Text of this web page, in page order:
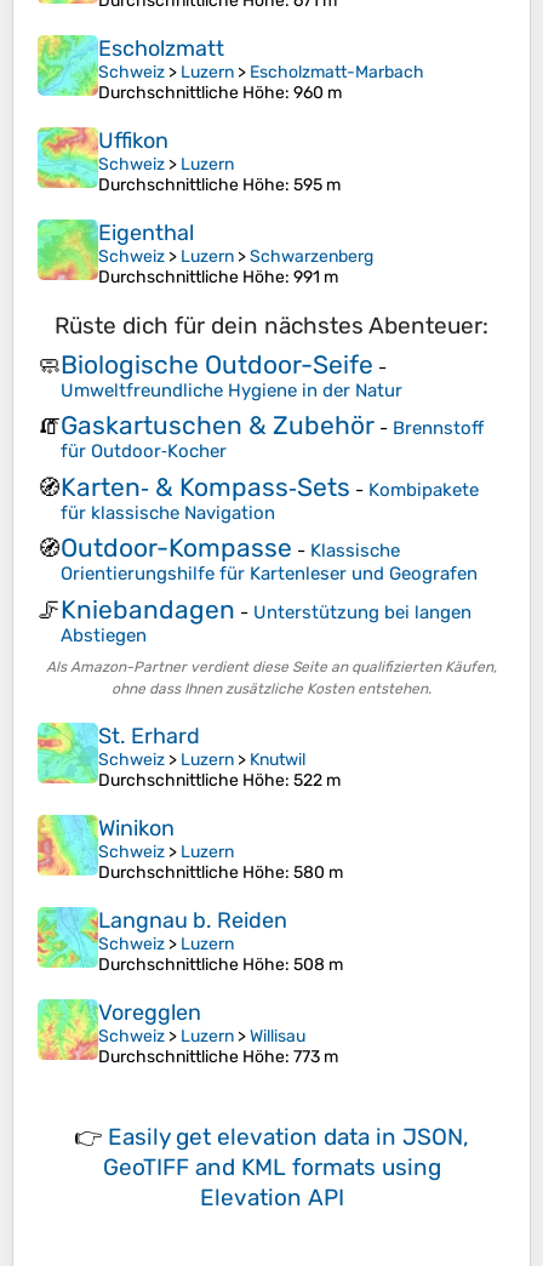
Escholzmatt
Schweiz > Luzern > Escholzmatt-Marbach
Durchschnittliche Höhe: 960 m
Uffikon
Schweiz > Luzern
Durchschnittliche Höhe: 595 m
Eigenthal
Schweiz > Luzern >Schwarzenberg
Durchschnittliche Höhe: 991 m
Rüste dich für dein nächstes Abenteuer:
🧼Biologische Outdoor-Seife -
Umweltfreundliche Hygiene in der Natur
🧯Gaskartuschen & Zubehör - Brennstoff
für Outdoor‑Kocher
🧭Karten‑ & Kompass‑Sets - Kombipakete
für klassische Navigation
🧭Outdoor-Kompasse - Klassische
Orientierungshilfe für Kartenleser und Geografen
🦵Kniebandagen - Unterstützung bei langen
Abstiegen
Als Amazon-Partner verdient diese Seite an qualifizierten Käufen,
ohne dass Ihnen zusätzliche Kosten entstehen.
St. Erhard
Schweiz > Luzern > Knutwil
Durchschnittliche Höhe: 522 m
Winikon
Schweiz > Luzern
Durchschnittliche Höhe: 580 m
Langnau b. Reiden
Schweiz > Luzern
Durchschnittliche Höhe: 508 m
Voregglen
Schweiz > Luzern >Willisau
Durchschnittliche Höhe: 773 m
👉 Easily get elevation data in JSON,
GeoTIFF and KML formats using
Elevation API